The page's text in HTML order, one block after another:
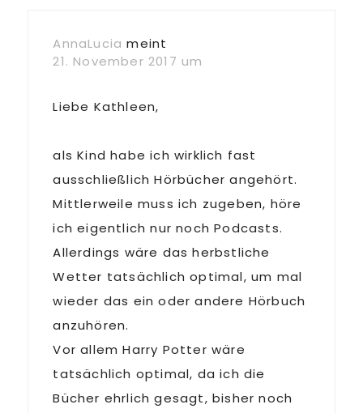
AnnaLucia meint
21. November 2017 um
Liebe Kathleen,
als Kind habe ich wirklich fast
ausschließlich Hörbücher angehört.
Mittlerweile muss ich zugeben, höre
ich eigentlich nur noch Podcasts.
Allerdings wäre das herbstliche
Wetter tatsächlich optimal, um mal
wieder das ein oder andere Hörbuch
anzuhören.
Vor allem Harry Potter wäre
tatsächlich optimal, da ich die
Bücher ehrlich gesagt, bisher noch